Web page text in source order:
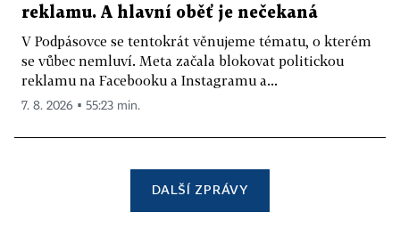
reklamu. A hlavní oběť je nečekaná
V Podpásovce se tentokrát věnujeme tématu, o kterém
se vůbec nemluví. Meta začala blokovat politickou
reklamu na Facebooku a Instagramu a...
7. 8. 2026 ▪ 55:23 min.
DALŠÍ ZPRÁVY